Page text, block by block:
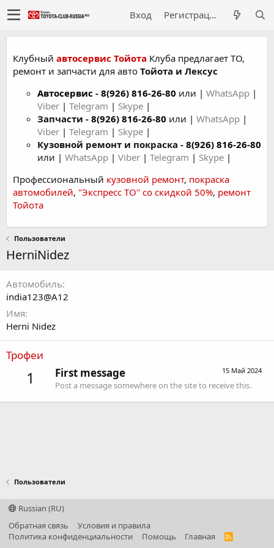
Вход Регистрация
Клубный автосервис Тойота Клуба предлагает ТО,
ремонт и запчасти для авто Тойота и Лексус
Автосервис - 8(926) 816-26-80 или | WhatsApp |
Viber | Telegram | Skype |
Запчасти - 8(926) 816-26-80 или | WhatsApp |
Viber | Telegram | Skype |
Кузовной ремонт и покраска - 8(926) 816-26-80
или | WhatsApp | Viber | Telegram | Skype |
Профессиональный кузовной ремонт, покраска
автомобилей, "Экспресс ТО" со скидкой 50%, ремонт
Тойота
Пользователи
HerniNidez
Автомобиль
india123@A12
Имя
Herni Nidez
Трофеи
1 15 Май 2024
First message
Post a message somewhere on the site to receive this.
Пользователи
Russian (RU)
Обратная связь
Условия и правила
Политика конфиденциальности
Помощь Главная
R